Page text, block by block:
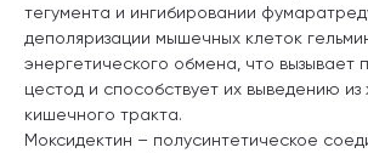
тегумента и ингибировании
деполяризации мышечных клеток
энергетического обмена, что вызывает
цестод и способствует их выведению
кишечного тракта.
Моксидектин – полусинтетическое